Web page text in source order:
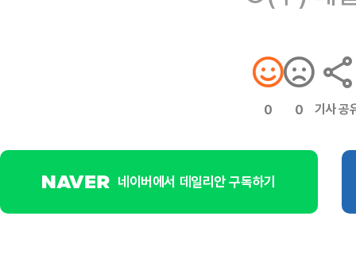
0 0 기사 공
네이버에서 데일리안 구독하기